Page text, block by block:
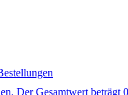
Der Gesamtwert beträgt